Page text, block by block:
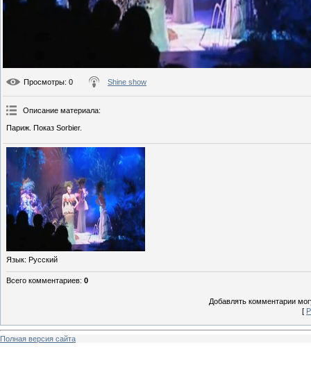
Просмотры: 0 Shine show
Описание материала:
Париж. Показ Sorbier.
Язык: Русский
Всего комментариев: 0
Добавлять комментарии
[
Полная версия сайта